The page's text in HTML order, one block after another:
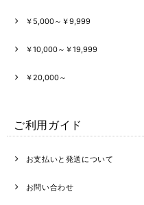
￥5,000～￥9,999
￥10,000～￥19,999
￥20,000～
ご利用ガイド
お支払いと発送について
お問い合わせ